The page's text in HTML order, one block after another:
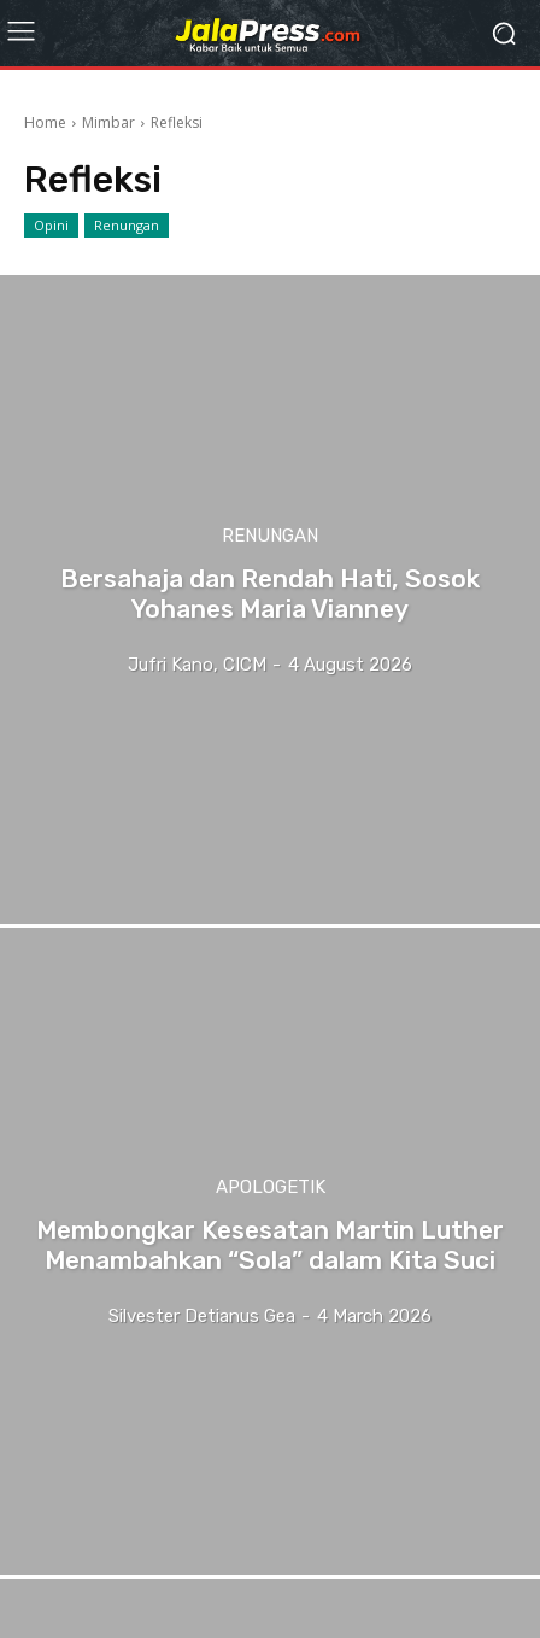
Home Mimbar Refleksi
Refleksi
Opini Renungan
RENUNGAN
Bersahaja dan Rendah Hati, Sosok
Yohanes Maria Vianney
Jufri Kano, CICM - 4 August 2026
APOLOGETIK
Membongkar Kesesatan Martin Luther
Menambahkan “Sola” dalam Kita Suci
Silvester Detianus Gea - 4 March 2026